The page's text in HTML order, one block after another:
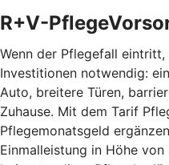
R+V-
Wenn der Pflegefall
Investitionen notwendig:
Auto, breitere Türen,
Zuhause. Mit dem Tarif
Pflegemonatsgeld
Einmalleistung in Höhe